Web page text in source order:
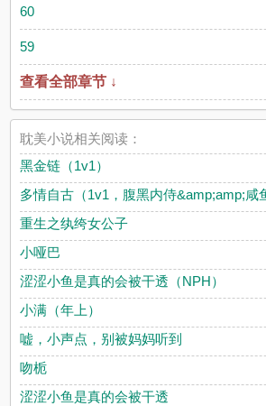
60
59
查看全部章节 ↓
耽美小说相关阅读：
黑金链（1v1）
多情自古（1v1，腹黑内侍&amp;amp;咸
重生之纨绔女公子
小哑巴
涩涩小鱼是真的会被干透（NPH）
小满（年上）
嘘，小声点，别被妈妈听到
吻栀
涩涩小鱼是真的会被干透